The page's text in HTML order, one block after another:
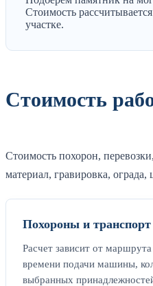
Стоимость
участке.
Стоимость
Стоимость похорон,
материал, гравировка, ограда,
Похороны и транспорт
Расчет зависит от
времени подачи машины,
выбранных